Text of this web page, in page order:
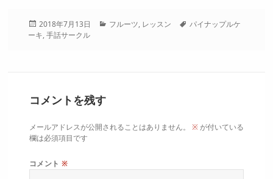
投
稿
2018年7月13日
カ
フルーツ, レッスン
タ
パイナップルケ
ーキ,手話サークル
コメントを残す
メールアドレスが公開されることはありません。 ※が付いている
欄は必須項目です
コメント※